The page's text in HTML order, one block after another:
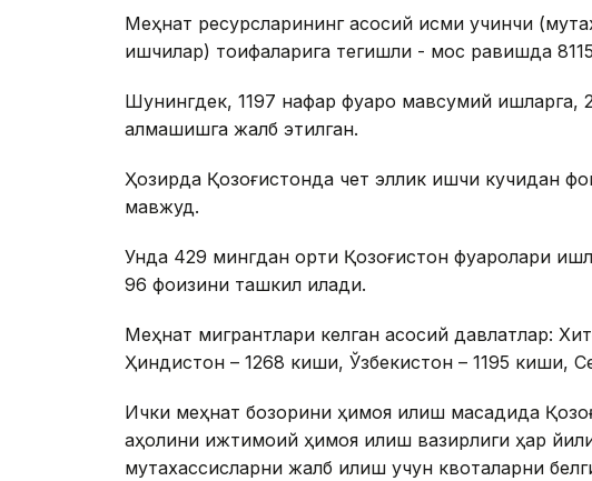
Меҳнат ресурсларининг асосий қисми учинчи
ишчилар) тоифаларига тегишли - мос равишда
Шунингдек, 1197 нафар фуқаро мавсумий ишларга,
алмашишга жалб этилган.
Ҳозирда Қозоғистонда чет эллик ишчи кучидан
мавжуд.
Унда 429 мингдан ортиқ Қозоғистон фуқаролари
96 фоизини ташкил қилади.
Меҳнат мигрантлари келган асосий давлатлар:
Ҳиндистон – 1268 киши, Ўзбекистон – 1195 киши,
Ички меҳнат бозорини ҳимоя қилиш мақсадида
аҳолини ижтимоий ҳимоя қилиш вазирлиги ҳар
мутахассисларни жалб қилиш учун квоталарни